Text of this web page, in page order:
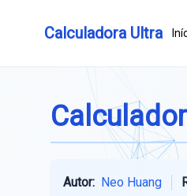
Calculadora Ultra
Autor: Neo Huang